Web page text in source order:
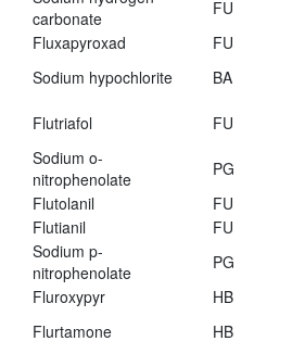
carbonate
FU
Fluxapyroxad
FU
Sodium hypochlorite
BA
Flutriafol
FU
Sodium o-
nitrophenolate
PG
Flutolanil
FU
Flutianil
FU
Sodium p-
nitrophenolate
PG
Fluroxypyr
HB
Flurtamone
HB